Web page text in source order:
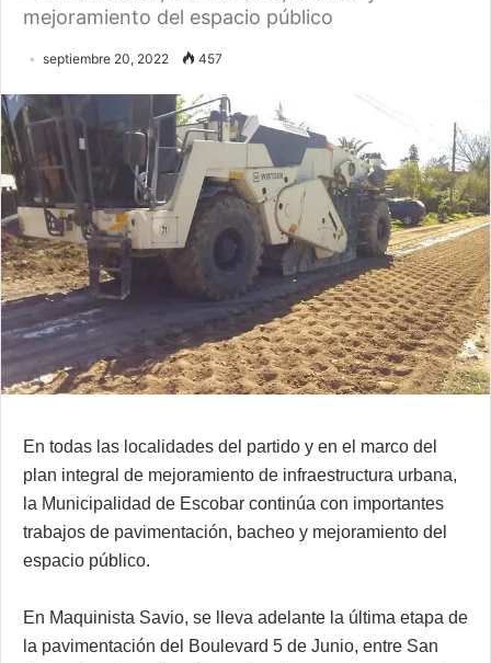
mejoramiento del espacio público
septiembre 20, 2022 457
En todas las localidades del partido y en el marco del
plan integral de mejoramiento de infraestructura urbana,
la Municipalidad de Escobar continúa con importantes
trabajos de pavimentación, bacheo y mejoramiento del
espacio público.
En Maquinista Savio, se lleva adelante la última etapa de
la pavimentación del Boulevard 5 de Junio, entre San